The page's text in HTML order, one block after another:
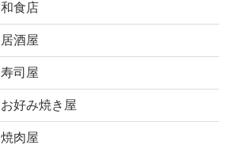
和食店
居酒屋
寿司屋
お好み焼き屋
焼肉屋